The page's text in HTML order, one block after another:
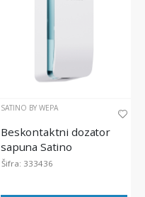
SATINO BY WEPA
Beskontaktni dozator
sapuna Satino
Clean&Care, bijeli
Šifra: 333436